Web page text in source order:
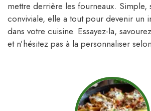
mettre derrière les fourneaux. Simple,
conviviale, elle a tout pour devenir un
dans votre cuisine. Essayez-la,
et n’hésitez pas à la personnaliser